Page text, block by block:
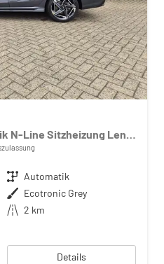
1.6 T-GDI 150PS Automatik N-Line Sitzheizung Lenkradheizung Klimaautomatik Navi 10,3"-Touchscreen Bluelink Apple CarPlay + Android Auto PDC v+h Rückf.Kamera 18-LM
Getriebe Automatik
Außenfarbe Ecotronic Grey
Kilometerstand 2 km
Details